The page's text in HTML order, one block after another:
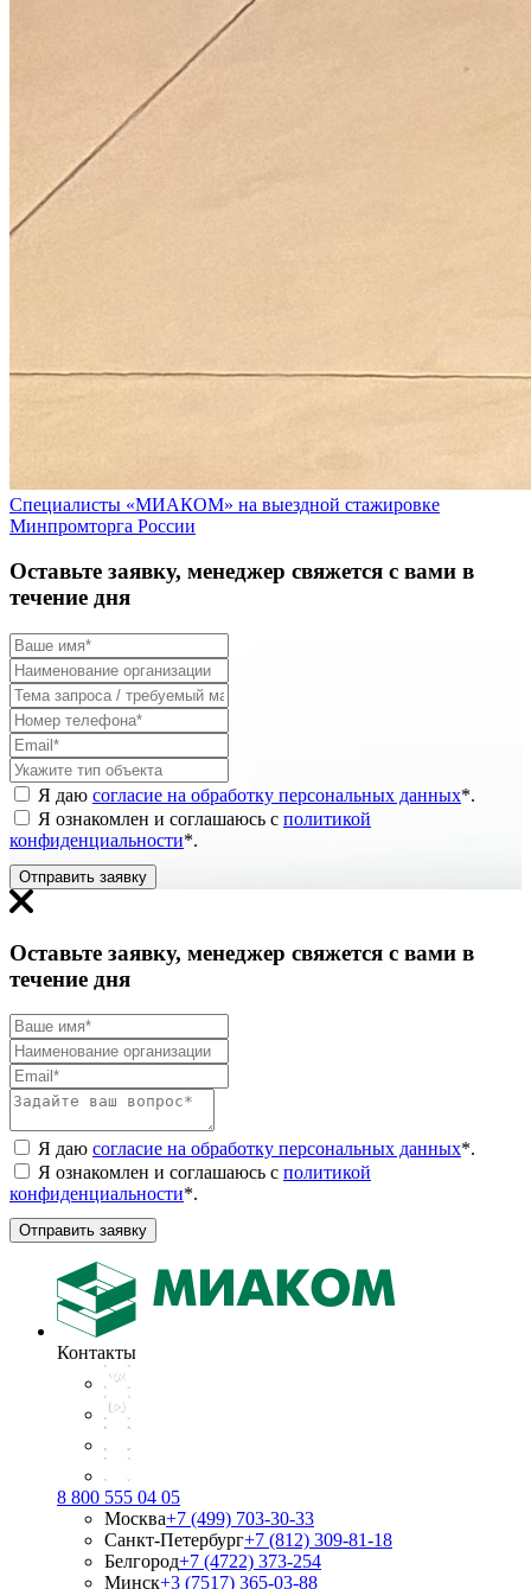
Специалисты «МИАКОМ» на выездной стажировке
Минпромторга России
Оставьте заявку, менеджер свяжется с вами в
течение дня
Я даю согласие на обработку персональных данных*.
Я ознакомлен и соглашаюсь с политикой
конфиденциальности*.
Отправить заявку
Оставьте заявку, менеджер свяжется с вами в
течение дня
Я даю согласие на обработку персональных данных*.
Я ознакомлен и соглашаюсь с политикой
конфиденциальности*.
Отправить заявку
Контакты
8 800 555 04 05
Москва+7 (499) 703-30-33
Санкт-Петербург+7 (812) 309-81-18
Белгород+7 (4722) 373-254
Минск+3 (7517) 365-03-88